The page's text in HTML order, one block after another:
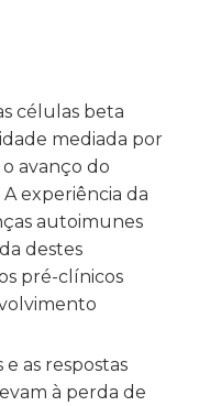
células beta
mediada por
avanço do
experiência da
autoimunes
destes
pré-clínicos
as respostas
à perda de